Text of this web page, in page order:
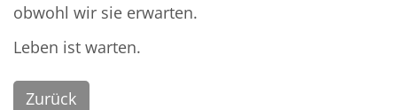
obwohl wir sie erwarten.
Leben ist warten.
Zurück